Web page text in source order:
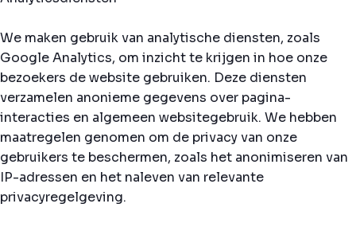
We maken gebruik van analytische diensten, zoals
Google Analytics, om inzicht te krijgen in hoe onze
bezoekers de website gebruiken. Deze diensten
verzamelen anonieme gegevens over pagina-
interacties en algemeen websitegebruik. We hebben
maatregelen genomen om de privacy van onze
gebruikers te beschermen, zoals het anonimiseren van
IP-adressen en het naleven van relevante
privacyregelgeving.